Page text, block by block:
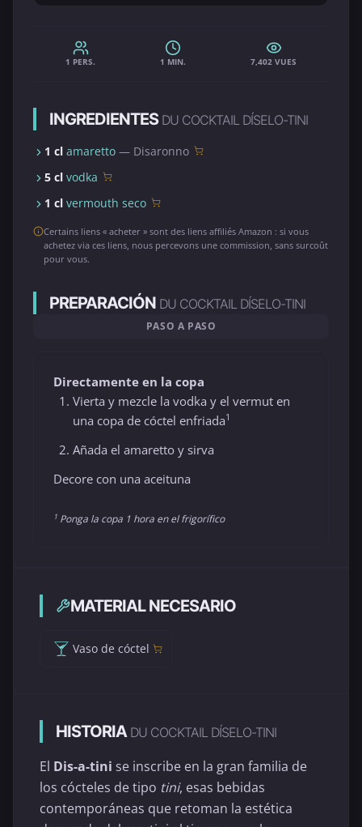
1 PERS. 1 MIN. 7,402 VUES
INGREDIENTES DU COCKTAIL DÍSELO-TINI
1 cl amaretto — Disaronno
5 cl vodka
1 cl vermouth seco
Certains liens « acheter » sont des liens affiliés Amazon : si vous
achetez via ces liens, nous percevons une commission, sans surcoût
pour vous.
PREPARACIÓN DU COCKTAIL DÍSELO-TINI
PASO A PASO
Directamente en la copa
Vierta y mezcle la vodka y el vermut en
una copa de cóctel enfriada1
Añada el amaretto y sirva
Decore con una aceituna
1 Ponga la copa 1 hora en el frigorífico
MATERIAL NECESARIO
Vaso de cóctel
HISTORIA DU COCKTAIL DÍSELO-TINI
El Dis-a-tini se inscribe en la gran familia de
los cócteles de tipo tini, esas bebidas
contemporáneas que retoman la estética